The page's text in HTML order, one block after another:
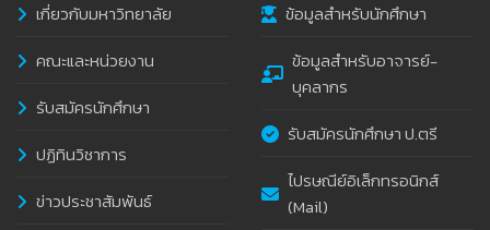
เกี่ยวกับมหาวิทยาลัย
คณะและหน่วยงาน
รับสมัครนักศึกษา
ปฏิทินวิชาการ
ข่าวประชาสัมพันธ์
ข้อมูลสำหรับนักศึกษา
ข้อมูลสำหรับอาจารย์-
บุคลากร
รับสมัครนักศึกษา ป.ตรี
ไปรษณีย์อิเล็กทรอนิกส์
(Mail)